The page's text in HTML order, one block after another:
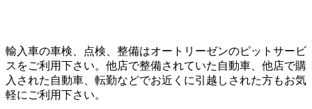
輸入車の車検、点検、整備はオートリーゼンのピットサービ
スをご利用下さい。他店で整備されていた自動車、他店で購
入された自動車、転勤などでお近くに引越しされた方もお気
軽にご利用下さい。